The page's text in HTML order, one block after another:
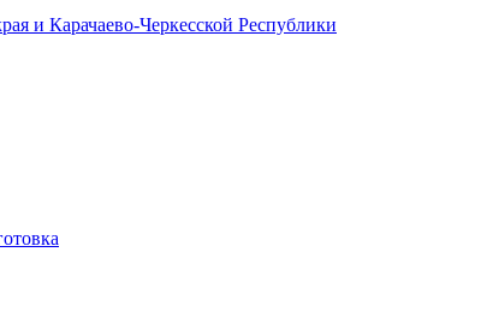
и Карачаево-Черкесской Республики